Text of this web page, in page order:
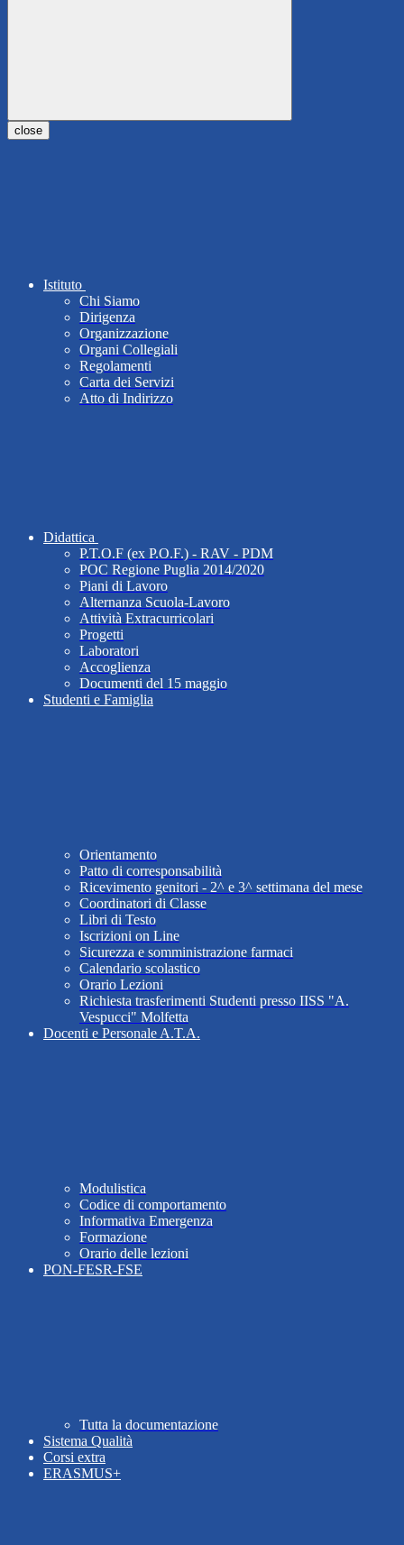
close
Istituto
Chi Siamo
Dirigenza
Organizzazione
Organi Collegiali
Regolamenti
Carta dei Servizi
Atto di Indirizzo
Didattica
P.T.O.F (ex P.O.F.) - RAV - PDM
POC Regione Puglia 2014/2020
Piani di Lavoro
Alternanza Scuola-Lavoro
Attività Extracurricolari
Progetti
Laboratori
Accoglienza
Documenti del 15 maggio
Studenti e Famiglia
Orientamento
Patto di corresponsabilità
Ricevimento genitori - 2^ e 3^ settimana del mese
Coordinatori di Classe
Libri di Testo
Iscrizioni on Line
Sicurezza e somministrazione farmaci
Calendario scolastico
Orario Lezioni
Richiesta trasferimenti Studenti presso IISS "A.
Vespucci" Molfetta
Docenti e Personale A.T.A.
Modulistica
Codice di comportamento
Informativa Emergenza
Formazione
Orario delle lezioni
PON-FESR-FSE
Tutta la documentazione
Sistema Qualità
Corsi extra
ERASMUS+